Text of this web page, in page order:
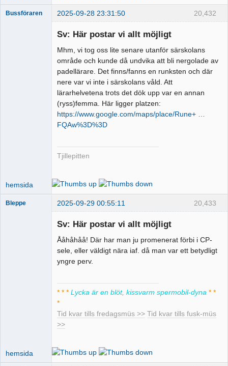
20,432
Bussföraren 2025-09-28 23:31:50
Sv: Här postar vi allt möjligt
Mhm, vi tog oss lite senare utanför särskolans
område och kunde då undvika att bli nergolade av
padellärare. Det finns/fanns en runksten och där
nere var vi inte i särskolans våld. Att
lärarhelvetena trots det dök upp var en annan
(ryss)femma. Här ligger platzen:
https://www.google.com/maps/place/Rune+ …
FQAw%3D%3D
Tjillepitten
hemsida
20,433
Bleppe 2025-09-29 00:55:11
Sv: Här postar vi allt möjligt
Ååhåhåå! Där har man ju promenerat förbi i CP-
sele, eller väldigt nära iaf. då man var ett betydligt
yngre perv.
* * * Lycka är en blöt, kissvarm spermobil-dyna * *
*
Tid kvar tills fredagsmüs >> Tid kvar tills fusk-müs
>>
hemsida